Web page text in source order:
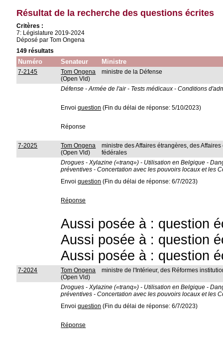
Résultat de la recherche des questions écrites
Critères :
7: Législature 2019-2024
Déposé par Tom Ongena
149 résultats
Numéro Senateur Ministre
7-2145
Tom Ongena
(Open Vld)
ministre de la Défense
Défense - Armée de l'air - Tests médicaux - Conditions
Envoiquestion (Fin du délai de réponse: 5/10/2023)
Réponse
7-2025
Tom Ongena
(Open Vld)
ministre des Affaires étrangères, des
fédérales
Drogues - Xylazine («tranq») - Utilisation en Belgique -
préventives - Concertation avec les pouvoirs locaux et les
Envoiquestion (Fin du délai de réponse: 6/7/2023)
Réponse
Aussi posée à : question
Aussi posée à : question
Aussi posée à : question
7-2024
Tom Ongena
(Open Vld)
ministre de l'Intérieur, des Réformes
Drogues - Xylazine («tranq») - Utilisation en Belgique -
préventives - Concertation avec les pouvoirs locaux et les
Envoiquestion (Fin du délai de réponse: 6/7/2023)
Réponse